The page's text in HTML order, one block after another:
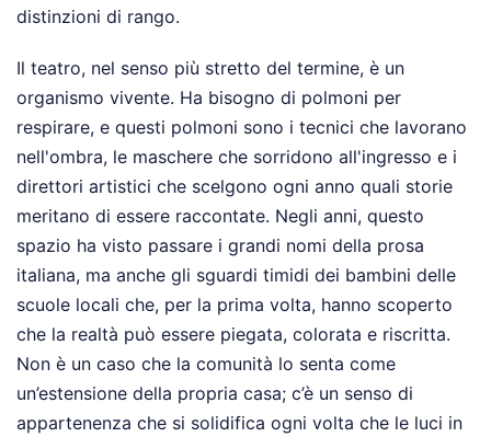
distinzioni di rango.
Il teatro, nel senso più stretto del termine, è un
organismo vivente. Ha bisogno di polmoni per
respirare, e questi polmoni sono i tecnici che lavorano
nell'ombra, le maschere che sorridono all'ingresso e i
direttori artistici che scelgono ogni anno quali storie
meritano di essere raccontate. Negli anni, questo
spazio ha visto passare i grandi nomi della prosa
italiana, ma anche gli sguardi timidi dei bambini delle
scuole locali che, per la prima volta, hanno scoperto
che la realtà può essere piegata, colorata e riscritta.
Non è un caso che la comunità lo senta come
un’estensione della propria casa; c’è un senso di
appartenenza che si solidifica ogni volta che le luci in